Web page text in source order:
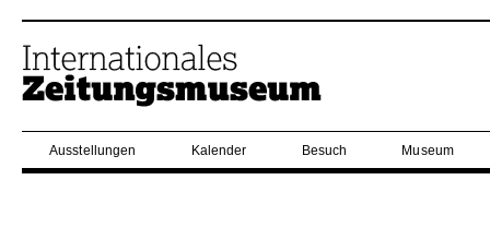
Ausstellungen Kalender Besuch Museum